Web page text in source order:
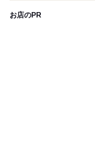
お店のPR